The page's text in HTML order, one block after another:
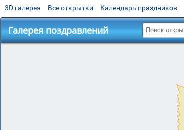
3D галерея Все открытки Календарь праздников
Галерея поздравлений